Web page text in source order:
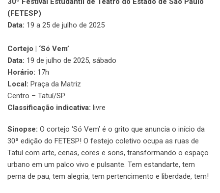
(FETESP)
Data: 19 a 25 de julho de 2025
Cortejo | ‘Só Vem’
Data: 19 de julho de 2025, sábado
Horário: 17h
Local: Praça da Matriz
Centro – Tatuí/SP
Classificação indicativa: livre
Sinopse: O cortejo ‘Só Vem’ é o grito que anuncia o início da
30ª edição do FETESP! O festejo coletivo ocupa as ruas de
Tatuí com arte, cenas, cores e sons, transformando o espaço
urbano em um palco vivo e pulsante. Tem estandarte, tem
perna de pau, tem alegria, tem pertencimento e liberdade, tem!